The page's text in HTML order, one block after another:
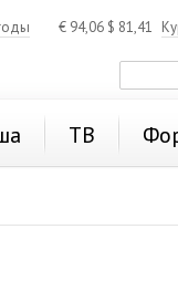
€ 94,06 $ 81,41
ТВ